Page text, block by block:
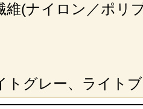
維(ナイロン／ポリ
トグレー、ライト